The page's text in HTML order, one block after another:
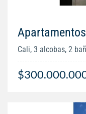
Cali, 3 alcobas, 2